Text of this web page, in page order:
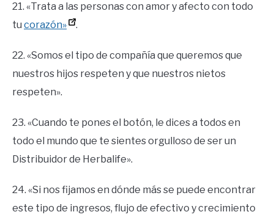
21. «Trata a las personas con amor y afecto con todo
tu corazón» .
22. «Somos el tipo de compañía que queremos que
nuestros hijos respeten y que nuestros nietos
respeten».
23. «Cuando te pones el botón, le dices a todos en
todo el mundo que te sientes orgulloso de ser un
Distribuidor de Herbalife».
24. «Si nos fijamos en dónde más se puede encontrar
este tipo de ingresos, flujo de efectivo y crecimiento